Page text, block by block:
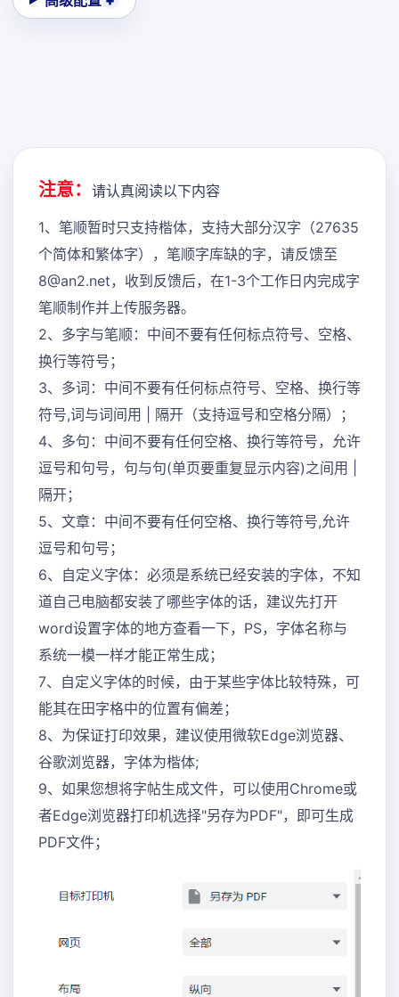
注意： 请认真阅读以下内容
1、笔顺暂时只支持楷体，支持大部分汉字（27635
个简体和繁体字），笔顺字库缺的字，请反馈至
8@an2.net，收到反馈后，在1-3个工作日内完成字
笔顺制作并上传服务器。
2、多字与笔顺：中间不要有任何标点符号、空格、
换行等符号；
3、多词：中间不要有任何标点符号、空格、换行等
符号,词与词间用 | 隔开（支持逗号和空格分隔）；
4、多句：中间不要有任何空格、换行等符号，允许
逗号和句号，句与句(单页要重复显示内容)之间用 |
隔开；
5、文章：中间不要有任何空格、换行等符号,允许
逗号和句号；
6、自定义字体：必须是系统已经安装的字体，不知
道自己电脑都安装了哪些字体的话，建议先打开
word设置字体的地方查看一下，PS，字体名称与
系统一模一样才能正常生成；
7、自定义字体的时候，由于某些字体比较特殊，可
能其在田字格中的位置有偏差；
8、为保证打印效果，建议使用微软Edge浏览器、
谷歌浏览器，字体为楷体;
9、如果您想将字帖生成文件，可以使用Chrome或
者Edge浏览器打印机选择"另存为PDF"，即可生成
PDF文件；